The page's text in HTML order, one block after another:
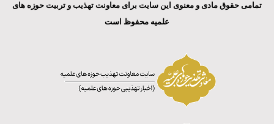
تمامی حقوق مادی و معنوی این سایت برای معاونت تهذیب و تربیت حوزه های
علمیه محفوظ است